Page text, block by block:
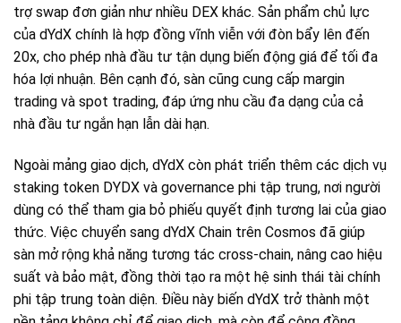
trợ swap đơn giản như nhiều DEX khác. Sản phẩm chủ lực
của dYdX chính là hợp đồng vĩnh viễn với đòn bẩy lên đến
20x, cho phép nhà đầu tư tận dụng biến động giá để tối đa
hóa lợi nhuận. Bên cạnh đó, sàn cũng cung cấp margin
trading và spot trading, đáp ứng nhu cầu đa dạng của cả
nhà đầu tư ngắn hạn lẫn dài hạn.
Ngoài mảng giao dịch, dYdX còn phát triển thêm các dịch vụ
staking token DYDX và governance phi tập trung, nơi người
dùng có thể tham gia bỏ phiếu quyết định tương lai của giao
thức. Việc chuyển sang dYdX Chain trên Cosmos đã giúp
sàn mở rộng khả năng tương tác cross-chain, nâng cao hiệu
suất và bảo mật, đồng thời tạo ra một hệ sinh thái tài chính
phi tập trung toàn diện. Điều này biến dYdX trở thành một